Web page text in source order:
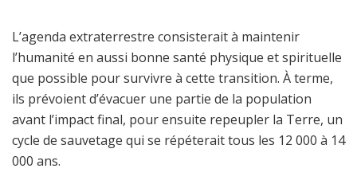
L’agenda extraterrestre consisterait à maintenir
l’humanité en aussi bonne santé physique et spirituelle
que possible pour survivre à cette transition. À terme,
ils prévoient d’évacuer une partie de la population
avant l’impact final, pour ensuite repeupler la Terre, un
cycle de sauvetage qui se répéterait tous les 12 000 à 14
000 ans.